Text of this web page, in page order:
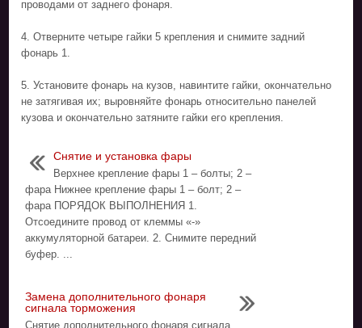
проводами от заднего фонаря.
4. Отверните четыре гайки 5 крепления и снимите задний
фонарь 1.
5. Установите фонарь на кузов, навинтите гайки, окончательно
не затягивая их; выровняйте фонарь относительно панелей
кузова и окончательно затяните гайки его крепления.
Снятие и установка фары
Верхнее крепление фары 1 – болты; 2 –
фара Нижнее крепление фары 1 – болт; 2 –
фара ПОРЯДОК ВЫПОЛНЕНИЯ 1.
Отсоедините провод от клеммы «-»
аккумуляторной батареи. 2. Снимите передний
буфер. ...
Замена дополнительного фонаря
сигнала торможения
Снятие дополнительного фонаря сигнала